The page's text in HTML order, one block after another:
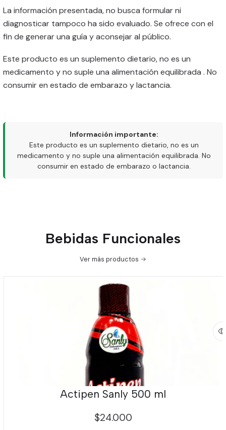
La información presentada, no busca formular ni
diagnosticar tampoco ha sido evaluado. Se ofrece con el
fin de generar una guía y aconsejar al público.
Este producto es un suplemento dietario, no es un
medicamento y no suple una alimentación equilibrada . No
consumir en estado de embarazo y lactancia.
Información importante:
Este producto es un suplemento dietario, no es un
medicamento y no suple una alimentación equilibrada. No
consumir en estado de embarazo o lactancia.
Bebidas Funcionales
Ver más productos
Actipen Sanly 500 ml
$24.000